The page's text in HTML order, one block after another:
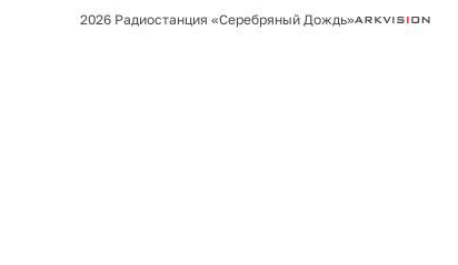
2026 Радиостанция «Серебряный Дождь»